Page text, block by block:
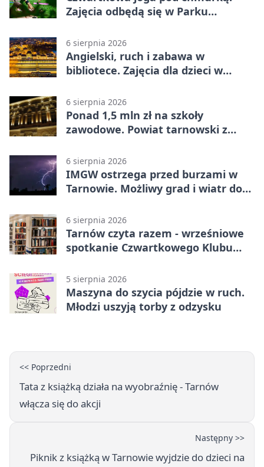
Zajęcia odbędą się w Parku
6 sierpnia 2026
Angielski, ruch i zabawa w
bibliotece. Zajęcia dla dzieci w
6 sierpnia 2026
Ponad 1,5 mln zł na szkoły
zawodowe. Powiat tarnowski z
6 sierpnia 2026
IMGW ostrzega przed burzami w
Tarnowie. Możliwy grad i wiatr do
6 sierpnia 2026
Tarnów czyta razem - wrześniowe
spotkanie Czwartkowego Klubu
5 sierpnia 2026
Maszyna do szycia pójdzie w ruch.
Młodzi uszyją torby z odzysku
<< Poprzedni
Tata z książką działa na wyobraźnię - Tarnów
włącza się do akcji
Następny >>
Piknik z książką w Tarnowie wyjdzie do dzieci na